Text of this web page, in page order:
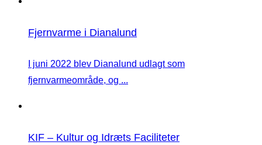
Fjernvarme i Dianalund
I juni 2022 blev Dianalund udlagt som
fjernvarmeområde, og ...
KIF – Kultur og Idræts Faciliteter